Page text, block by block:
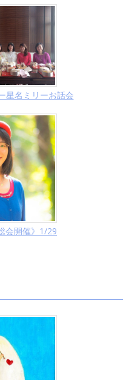
星名ミリーお話会
会開催》1/29